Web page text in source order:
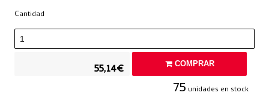
Cantidad
55,14€ COMPRAR
75 unidades en stock